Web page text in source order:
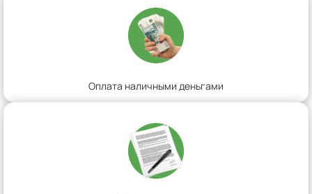
Оплата наличными деньгами